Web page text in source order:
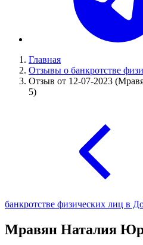
Главная
Отзывы о банкротстве
Отзыв от 12-07-2023
5)
банкротстве физических лиц в
Мравян Наталия